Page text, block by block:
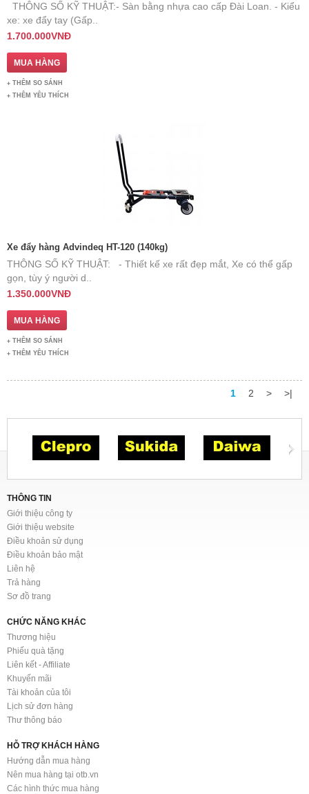
THÔNG SỐ KỸ THUẬT: ​ - Sàn bằng nhựa cao cấp Đài Loan. - Kiểu
xe: xe đẩy tay (Gấp..
1.700.000VNĐ
THÊM SO SÁNH
THÊM YÊU THÍCH
Xe đẩy hàng Advindeq HT-120 (140kg)
THÔNG SỐ KỸ THUẬT: - Thiết kế xe rất đẹp mắt, Xe có thể gấp
gọn, tùy ý người d..
1.350.000VNĐ
THÊM SO SÁNH
THÊM YÊU THÍCH
1 2 > >|
THÔNG TIN
Giới thiệu công ty
Giới thiệu website
Điều khoản sử dụng
Điều khoản bảo mật
Liên hệ
Trả hàng
Sơ đồ trang
CHỨC NĂNG KHÁC
Thương hiệu
Phiếu quà tặng
Liên kết - Affiliate
Khuyến mãi
Tài khoản của tôi
Lịch sử đơn hàng
Thư thông báo
HỖ TRỢ KHÁCH HÀNG
Hướng dẫn mua hàng
Nên mua hàng tại otb.vn
Các hình thức mua hàng